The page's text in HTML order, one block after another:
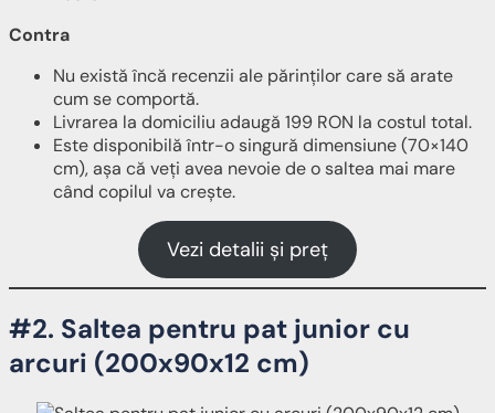
Contra
Nu există încă recenzii ale părinților care să arate
cum se comportă.
Livrarea la domiciliu adaugă 199 RON la costul total.
Este disponibilă într-o singură dimensiune (70×140
cm), așa că veți avea nevoie de o saltea mai mare
când copilul va crește.
Vezi detalii și preț
#2. Saltea pentru pat junior cu
arcuri (200x90x12 cm)